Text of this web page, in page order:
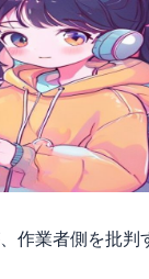
作業者側を批判